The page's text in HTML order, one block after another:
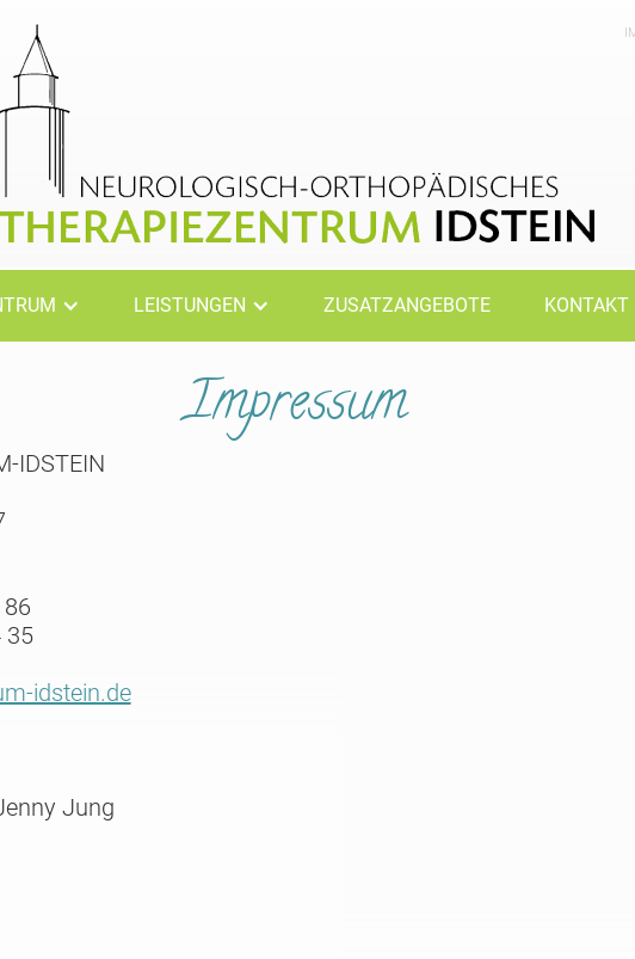
LEISTUNGEN ZUSATZANGEBOTE KONTAKT
Impressum
IDSTEIN
35
idstein.de
Jung